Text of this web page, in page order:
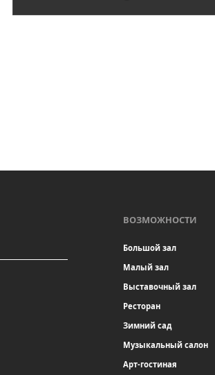
ВОЗМОЖНОСТИ
Большой зал
Малый зал
Выставочный зал
Ресторан
Зимний сад
Музыкальный салон
Арт-гостиная